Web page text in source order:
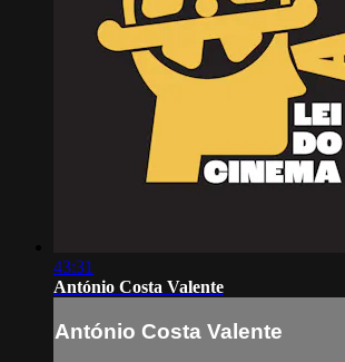
43:31
António Costa Valente
António Costa Valente